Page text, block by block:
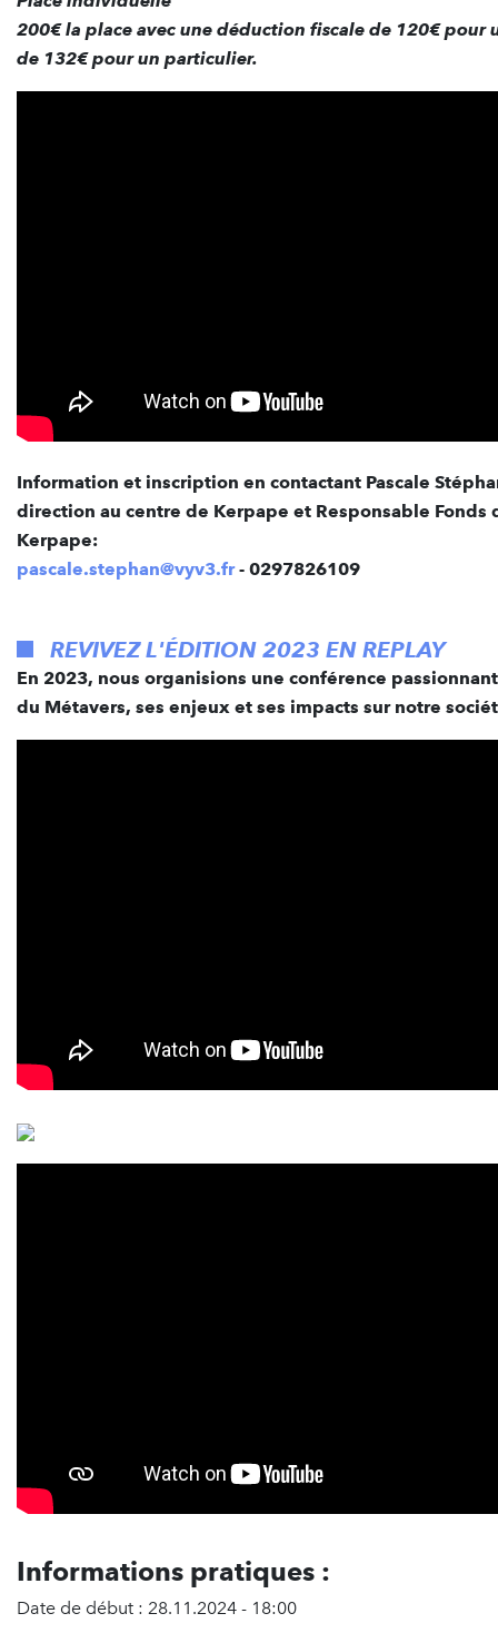
200€ la place avec une déduction fiscale de 120€ pour
de 132€ pour un particulier.
Information et inscription en contactant Pascale
direction au centre de Kerpape et Responsable Fonds
Kerpape:
pascale.stephan@vyv3.fr- 0297826109
REVIVEZ L'ÉDITION 2023 EN REPLAY
En 2023, nous organisions une conférence
du Métavers, ses enjeux et ses impacts sur notre
Informations pratiques :
Date de début : 28.11.2024 - 18:00